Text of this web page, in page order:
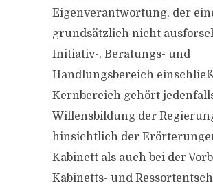
Eigenverantwortung, der
grundsätzlich nicht
Initiativ-, Beratungs- und
Handlungsbereich
Kernbereich gehört
Willensbildung der
hinsichtlich der
Kabinett als auch bei der
Kabinetts- und